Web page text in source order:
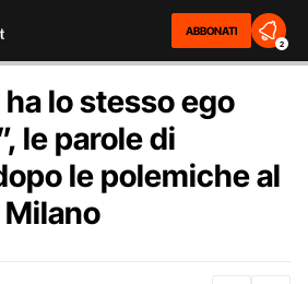
ABBONATI
2
lo stesso ego
le parole di
le polemiche al